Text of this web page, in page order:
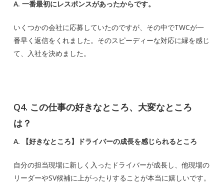
A. 一番最初にレスポンスがあったからです。
いくつかの会社に応募していたのですが、その中でTWCが一
番早く返信をくれました。そのスピーディーな対応に縁を感じ
て、入社を決めました。
Q4. この仕事の好きなところ、大変なところ
は？
A. 【好きなところ】ドライバーの成長を感じられるところ
自分の担当現場に新しく入ったドライバーが成長し、他現場の
リーダーやSV候補に上がったりすることが本当に嬉しいです。